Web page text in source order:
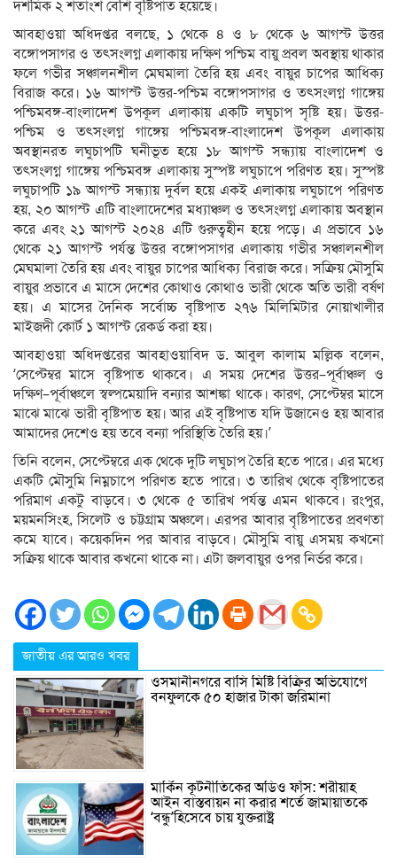
দশমিক ২ শতাংশ বেশি বৃষ্টিপাত হয়েছে।
আবহাওয়া অধিদপ্তর বলছে, ১ থেকে ৪ ও ৮ থেকে ৬ আগস্ট উত্তর
বঙ্গোপসাগর ও তৎসংলগ্ন এলাকায় দক্ষিণ পশ্চিম বায়ু প্রবল অবস্থায় থাকার
ফলে গভীর সঞ্চালনশীল মেঘমালা তৈরি হয় এবং বায়ুর চাপের আধিক্য
বিরাজ করে। ১৬ আগস্ট উত্তর-পশ্চিম বঙ্গোপসাগর ও তৎসংলগ্ন গাঙ্গেয়
পশ্চিমবঙ্গ-বাংলাদেশ উপকূল এলাকায় একটি লঘুচাপ সৃষ্টি হয়। উত্তর-
পশ্চিম ও তৎসংলগ্ন গাঙ্গেয় পশ্চিমবঙ্গ-বাংলাদেশ উপকূল এলাকায়
অবস্থানরত লঘুচাপটি ঘনীভূত হয়ে ১৮ আগস্ট সন্ধ্যায় বাংলাদেশ ও
তৎসংলগ্ন গাঙ্গেয় পশ্চিমবঙ্গ এলাকায় সুস্পষ্ট লঘুচাপে পরিণত হয়। সুস্পষ্ট
লঘুচাপটি ১৯ আগস্ট সন্ধ্যায় দুর্বল হয়ে একই এলাকায় লঘুচাপে পরিণত
হয়, ২০ আগস্ট এটি বাংলাদেশের মধ্যাঞ্চল ও তৎসংলগ্ন এলাকায় অবস্থান
করে এবং ২১ আগস্ট ২০২৪ এটি গুরুত্বহীন হয়ে পড়ে। এ প্রভাবে ১৬
থেকে ২১ আগস্ট পর্যন্ত উত্তর বঙ্গোপসাগর এলাকায় গভীর সঞ্চালনশীল
মেঘমালা তৈরি হয় এবং বায়ুর চাপের আধিক্য বিরাজ করে। সক্রিয় মৌসুমি
বায়ুর প্রভাবে এ মাসে দেশের কোথাও কোথাও ভারী থেকে অতি ভারী বর্ষণ
হয়। এ মাসের দৈনিক সর্বোচ্চ বৃষ্টিপাত ২৭৬ মিলিমিটার নোয়াখালীর
মাইজদী কোর্ট ১ আগস্ট রেকর্ড করা হয়।
আবহাওয়া অধিদপ্তরের আবহাওয়াবিদ ড. আবুল কালাম মল্লিক বলেন,
‘সেপ্টেম্বর মাসে বৃষ্টিপাত থাকবে। এ সময় দেশের উত্তর–পূর্বাঞ্চল ও
দক্ষিণ–পূর্বাঞ্চলে স্বল্পমেয়াদি বন্যার আশঙ্কা থাকে। কারণ, সেপ্টেম্বর মাসে
মাঝে মাঝে ভারী বৃষ্টিপাত হয়। আর এই বৃষ্টিপাত যদি উজানেও হয় আবার
আমাদের দেশেও হয় তবে বন্যা পরিস্থিতি তৈরি হয়।’
তিনি বলেন, সেপ্টেম্বরে এক থেকে দুটি লঘুচাপ তৈরি হতে পারে। এর মধ্যে
একটি মৌসুমি নিম্নচাপে পরিণত হতে পারে। ৩ তারিখ থেকে বৃষ্টিপাতের
পরিমাণ একটু বাড়বে। ৩ থেকে ৫ তারিখ পর্যন্ত এমন থাকবে। রংপুর,
ময়মনসিংহ, সিলেট ও চট্টগ্রাম অঞ্চলে। এরপর আবার বৃষ্টিপাতের প্রবণতা
কমে যাবে। কয়েকদিন পর আবার বাড়বে। মৌসুমি বায়ু এসময় কখনো
সক্রিয় থাকে আবার কখনো থাকে না। এটা জলবায়ুর ওপর নির্ভর করে।
জাতীয় এর আরও খবর
ওসমানীনগরে বাসি মিষ্টি বিক্রির অভিযোগে
বনফুলকে ৫০ হাজার টাকা জরিমানা
মার্কিন কূটনীতিকের অডিও ফাঁস: শরীয়াহ
আইন বাস্তবায়ন না করার শর্তে জামায়াতকে
‘বন্ধু’হিসেবে চায় যুক্তরাষ্ট্র